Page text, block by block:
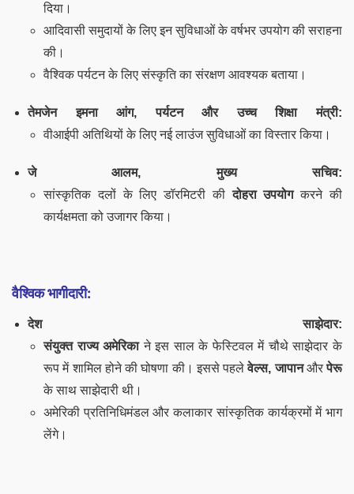
दिया।
आदिवासी समुदायों के लिए इन सुविधाओं के वर्षभर उपयोग की सराहना
की।
वैश्विक पर्यटन के लिए संस्कृति का संरक्षण आवश्यक बताया।
तेमजेन इमना आंग, पर्यटन और उच्च शिक्षा मंत्री:
वीआईपी अतिथियों के लिए नई लाउंज सुविधाओं का विस्तार किया।
जे आलम, मुख्य सचिव:
सांस्कृतिक दलों के लिए डॉरमिटरी कीदोहरा उपयोगकरने की
कार्यक्षमता को उजागर किया।
वैश्विक भागीदारी:
देश साझेदार:
संयुक्त राज्य अमेरिकाने इस साल के फेस्टिवल में चौथे साझेदार के
रूप में शामिल होने की घोषणा की। इससे पहलेवेल्स, जापानऔरपेरू
के साथ साझेदारी थी।
अमेरिकी प्रतिनिधिमंडल और कलाकार सांस्कृतिक कार्यक्रमों में भाग
लेंगे।